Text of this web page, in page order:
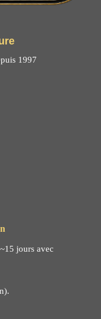
1997
jours avec